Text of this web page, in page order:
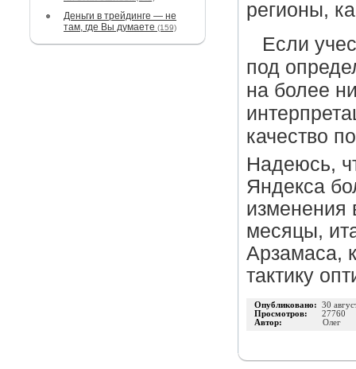
Деньги в трейдинге — не
там, где Вы думаете (159)
регионы,
Если
под
на более
качество
Надеюсь,
Яндекса
изменения
месяцы,
Арзамаса,
тактику
Опубликовано: 30
Просмотров: 27760
Автор:
Олег